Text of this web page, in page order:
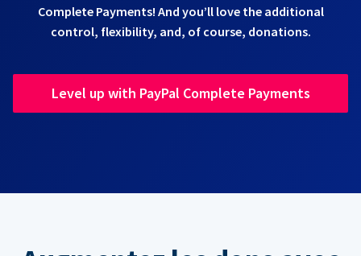
Complete Payments! And you’ll love the additional
control, flexibility, and, of course, donations.
Level up with PayPal Complete Payments